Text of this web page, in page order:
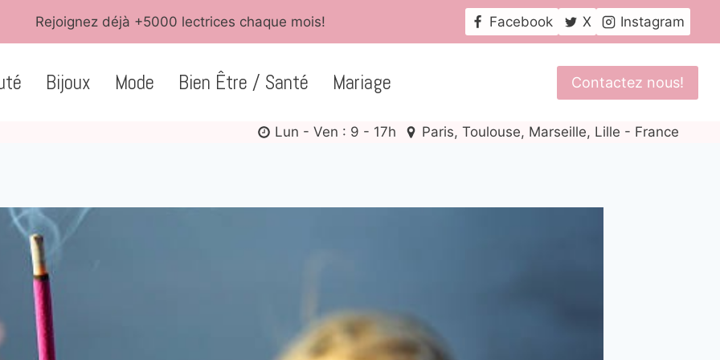
Rejoignez déjà +5000 lectrices chaque mois! Facebook X Instagram
Bijoux Mode Bien Être / Santé Mariage Contactez nous!
Lun - Ven : 9 - 17h Paris, Toulouse, Marseille, Lille - France